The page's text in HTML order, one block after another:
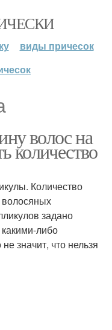
виды причесок
волос на
количество
Количество
волосяных
задано
какими-либо
значит, что нельзя